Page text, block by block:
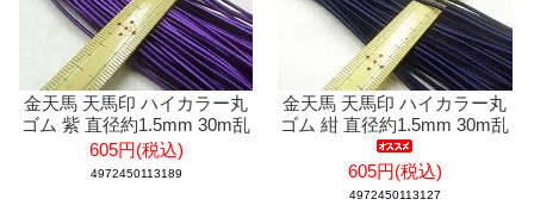
金天馬 天馬印 ハイカラー丸
ゴム 紫 直径約1.5mm 30m乱
605円(税込)
4972450113189
金天馬 天馬印 ハイカラー丸
ゴム 紺 直径約1.5mm 30m乱
605円(税込)
4972450113127